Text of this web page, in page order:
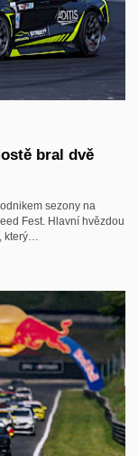
bral dvě
sezony na
Fest. Hlavní hvězdou
který…